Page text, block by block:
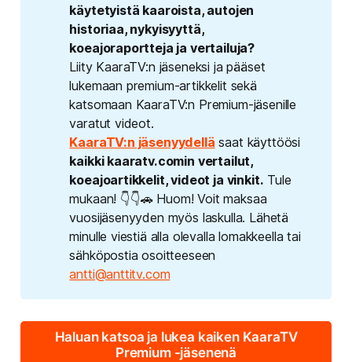
käytetyistä kaaroista, autojen
historiaa, nykyisyyttä,
koeajoraportteja ja vertailuja?
Liity KaaraTV:n jäseneksi ja pääset
lukemaan premium-artikkelit sekä
katsomaan KaaraTV:n Premium-jäsenille
varatut videot.
KaaraTV:n jäsenyydellä saat käyttöösi
kaikki kaaratv.comin vertailut,
koeajoartikkelit, videot ja vinkit. Tule
mukaan! 👇👇🚗 Huom! Voit maksaa
vuosijäsenyyden myös laskulla. Lähetä
minulle viestiä alla olevalla lomakkeella tai
sähköpostia osoitteeseen
antti@anttitv.com
Haluan katsoa ja lukea kaiken KaaraTV
Premium -jäsenenä